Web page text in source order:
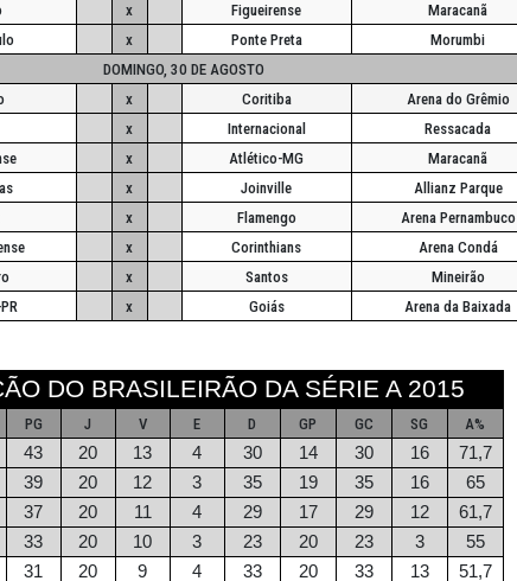
x Figueirense
Maracanã
x Ponte Preta
Morumbi
DOMINGO, 30 DE AGOSTO
x Coritiba
Arena do Grêmio
x Internacional
Ressacada
x Atlético-MG
Maracanã
x Joinville
Allianz Parque
x Flamengo
Arena Pernambuco
x Corinthians
Arena Condá
x Santos
Mineirão
x Goiás Arena da Baixada
DO BRASILEIRÃO DA SÉRIE A 2015
PG J V E D GP GC SG
A%
43 20 13 4 30 14 30 16 71,7
39 20 12 3 35 19 35 16 65
37 20 11 4 29 17 29 12 61,7
33 20 10 3 23 20 23 3 55
31 20 9 4 33 20 33 13 51,7